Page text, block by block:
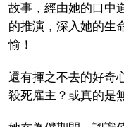
故事，經由她的口中
的推演，深入她的生
愉！
還有揮之不去的好奇
殺死雇主？或真的是